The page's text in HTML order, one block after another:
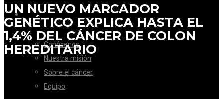
LA FUNDACIÓN
Conócenos
Nuestra misión
Sobre el cáncer
Equipo
UN NUEVO MARCADOR
GENÉTICO EXPLICA HASTA EL
1,4% DEL CÁNCER DE COLON
HEREDITARIO